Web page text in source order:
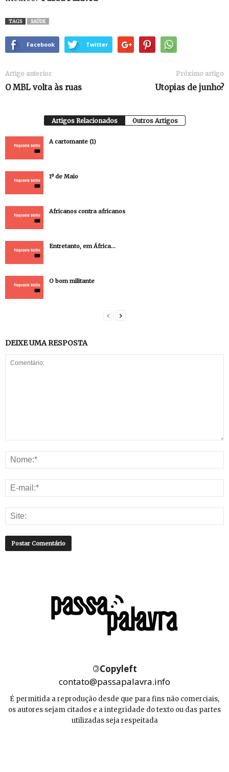
TAGS SAÚDE
Facebook Twitter
Artigo anterior
O MBL volta às ruas
Próximo artigo
Utopias de junho?
Artigos Relacionados Outros Artigos
A cartomante (1)
1º de Maio
Africanos contra africanos
Entretanto, em África…
O bom militante
DEIXE UMA RESPOSTA
©Copyleft
contato@passapalavra.info
É permitida a reprodução desde que para fins não comerciais,
os autores sejam citados e a integridade do texto ou das partes
utilizadas seja respeitada